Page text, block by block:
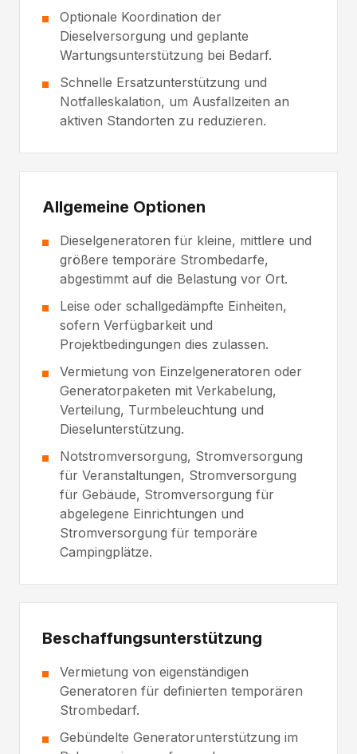
Optionale Koordination der
Dieselversorgung und geplante
Wartungsunterstützung bei Bedarf.
Schnelle Ersatzunterstützung und
Notfalleskalation, um Ausfallzeiten an
aktiven Standorten zu reduzieren.
Allgemeine Optionen
Dieselgeneratoren für kleine, mittlere und
größere temporäre Strombedarfe,
abgestimmt auf die Belastung vor Ort.
Leise oder schallgedämpfte Einheiten,
sofern Verfügbarkeit und
Projektbedingungen dies zulassen.
Vermietung von Einzelgeneratoren oder
Generatorpaketen mit Verkabelung,
Verteilung, Turmbeleuchtung und
Dieselunterstützung.
Notstromversorgung, Stromversorgung
für Veranstaltungen, Stromversorgung
für Gebäude, Stromversorgung für
abgelegene Einrichtungen und
Stromversorgung für temporäre
Campingplätze.
Beschaffungsunterstützung
Vermietung von eigenständigen
Generatoren für definierten temporären
Strombedarf.
Gebündelte Generatorunterstützung im